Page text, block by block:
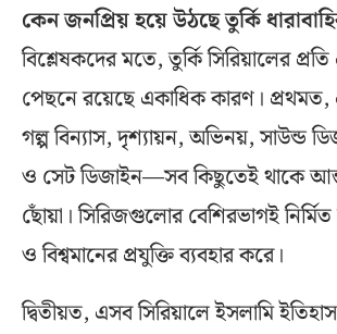
কেন জনপ্রিয় হয়ে উঠছে তুর্কি
বিশ্লেষকদের মতে, তুর্কি সিরিয়ালের
পেছনে রয়েছে একাধিক কারণ।
গল্প বিন্যাস, দৃশ্যায়ন, অভিনয়, সাউন্ড
ও সেট ডিজাইন—সব কিছুতেই থাকে
ছোঁয়া। সিরিজগুলোর বেশিরভাগই
ও বিশ্বমানের প্রযুক্তি ব্যবহার করে।
দ্বিতীয়ত, এসব সিরিয়ালে ইসলামি